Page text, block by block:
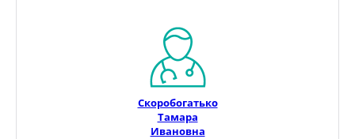
Скоробогатько
Тамара
Ивановна